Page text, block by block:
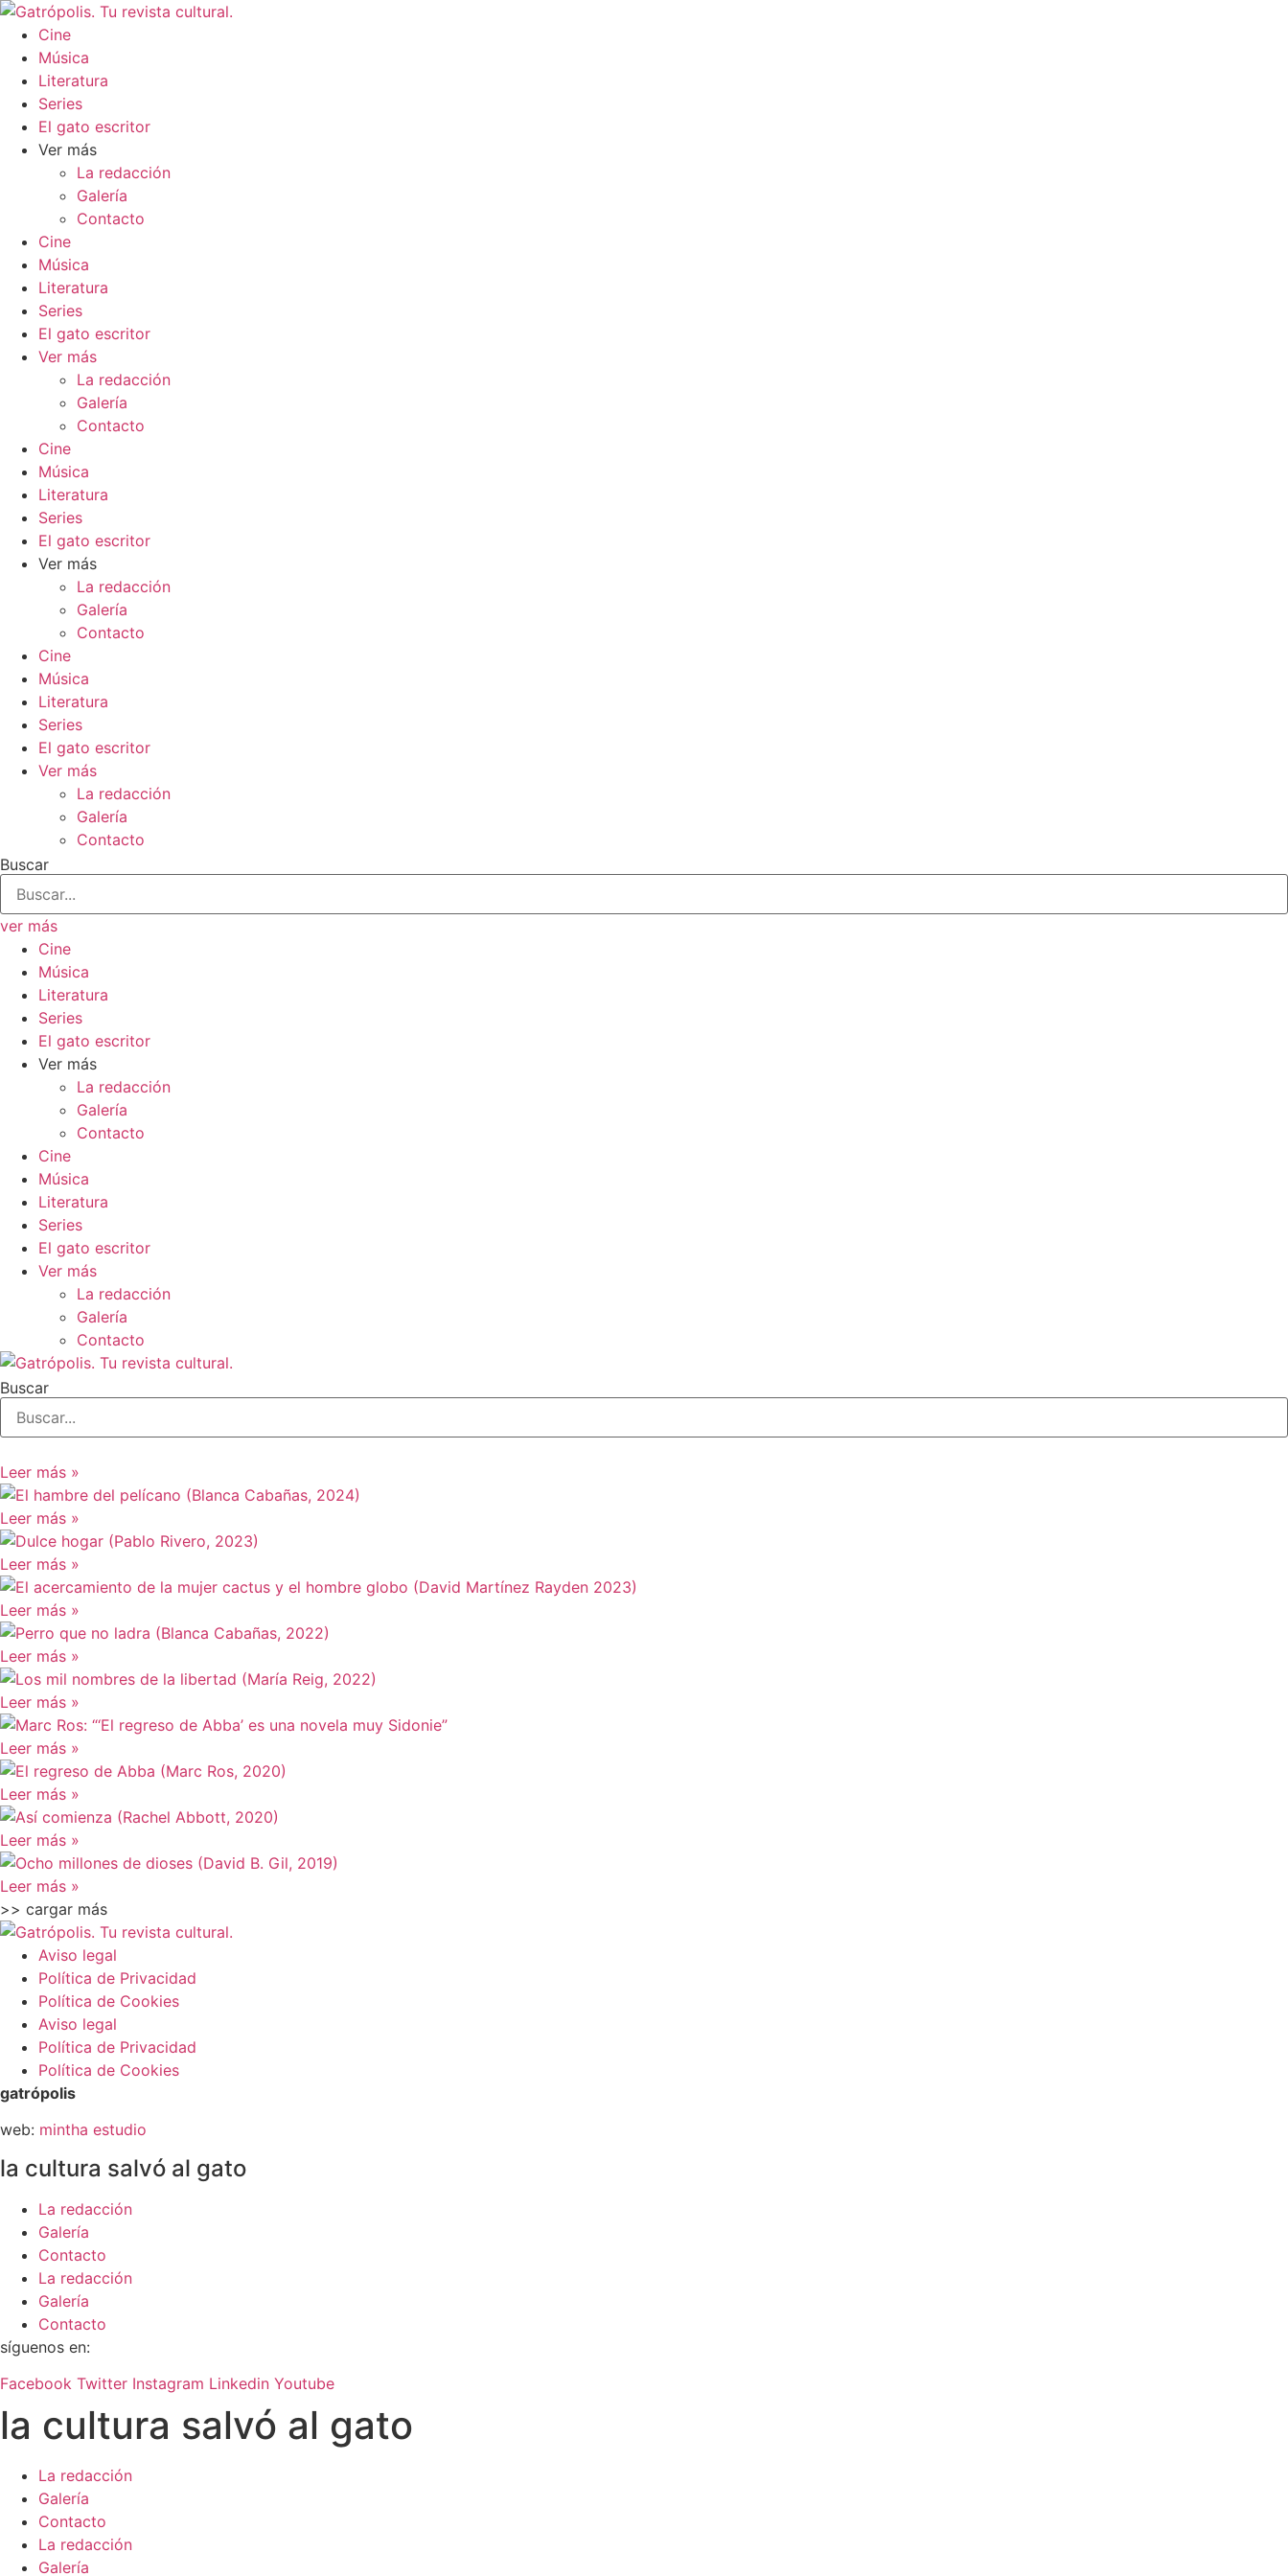
Ir
contenido
Cine
Música
Literatura
Series
El gato escritor
Ver más
La redacción
Galería
Contacto
Cine
Música
Literatura
Series
El gato escritor
Ver más
La redacción
Galería
Contacto
Cine
Música
Literatura
Series
El gato escritor
Ver más
La redacción
Galería
Contacto
Cine
Música
Literatura
Series
El gato escritor
Ver más
La redacción
Galería
Contacto
Buscar
ver más
Cine
Música
Literatura
Series
El gato escritor
Ver más
La redacción
Galería
Contacto
Cine
Música
Literatura
Series
El gato escritor
Ver más
La redacción
Galería
Contacto
Buscar
Leer más »
Leer más »
Leer más »
Leer más »
Leer más »
Leer más »
Leer más »
Leer más »
Leer más »
Leer más »
>> cargar más
Aviso legal
Política de Privacidad
Política de Cookies
Aviso legal
Política de Privacidad
Política de Cookies
gatrópolis
web: mintha estudio
la cultura salvó al gato
La redacción
Galería
Contacto
La redacción
Galería
Contacto
síguenos en:
Facebook Twitter Instagram Linkedin Youtube
la cultura salvó al gato
La redacción
Galería
Contacto
La redacción
Galería